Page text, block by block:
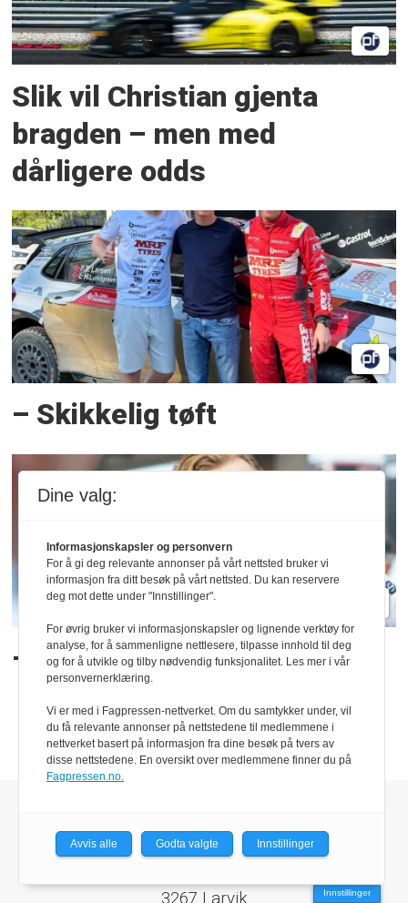
Slik vil Christian gjenta
bragden – men med
dårligere odds
– Skikkelig tøft
– Må ha litt flaks
besøksadresse:
Parc Fermé AS
3267 Larvik
Innstillinger
Dine valg:
Informasjonskapsler og personvern
For å gi deg relevante annonser på vårt nettsted bruker vi
informasjon fra ditt besøk på vårt nettsted. Du kan reservere
deg mot dette under "Innstillinger".
For øvrig bruker vi informasjonskapsler og lignende verktøy for
analyse, for å sammenligne nettlesere, tilpasse innhold til deg
og for å utvikle og tilby nødvendig funksjonalitet. Les mer i vår
personvernerklæring.
Vi er med i Fagpressen-nettverket. Om du samtykker under, vil
du få relevante annonser på nettstedene til medlemmene i
nettverket basert på informasjon fra dine besøk på tvers av
disse nettstedene. En oversikt over medlemmene finner du på
Fagpressen.no.
Avvis alle Godta valgte Innstillinger